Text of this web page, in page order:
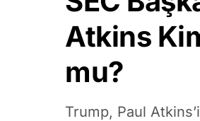
Atkins
mu?
Trump, Paul